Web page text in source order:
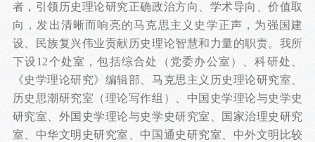
者，引领历史理论研究正确政治方向、学术导向、价值取
向，发出清晰而响亮的马克思主义史学正声，为强国建
设、民族复兴伟业贡献历史理论智慧和力量的职责。我所
下设12个处室，包括综合处（党委办公室）、科研处、
《史学理论研究》编辑部、马克思主义历史理论研究室、
历史思潮研究室（理论写作组）、中国史学理论与史学史
研究室、外国史学理论与史学史研究室、国家治理史研究
室、中华文明史研究室、中国通史研究室、中外文明比较